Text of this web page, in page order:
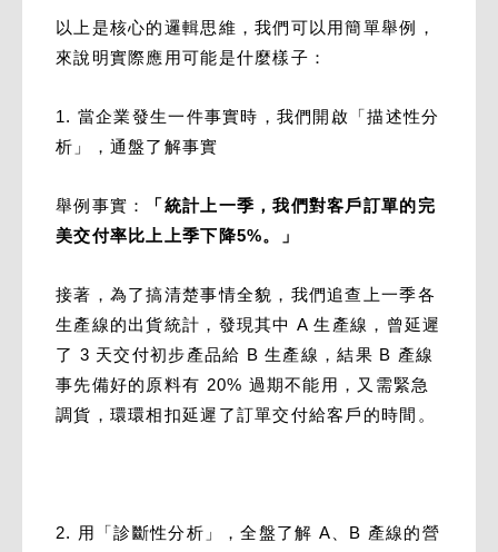
以上是核心的邏輯思維，我們可以用簡單舉例，
來說明實際應用可能是什麼樣子：
1. 當企業發生一件事實時，我們開啟「描述性分
析」，通盤了解事實
舉例事實：
「統計上一季，我們對客戶訂單的完
美交付率比上上季下降5%。」
接著，為了搞清楚事情全貌，我們追查上一季各
生產線的出貨統計，發現其中 A 生產線，曾延遲
了 3 天交付初步產品給 B 生產線，結果 B 產線
事先備好的原料有 20% 過期不能用，又需緊急
調貨，環環相扣延遲了訂單交付給客戶的時間。
2. 用「診斷性分析」，全盤了解 A、B 產線的營